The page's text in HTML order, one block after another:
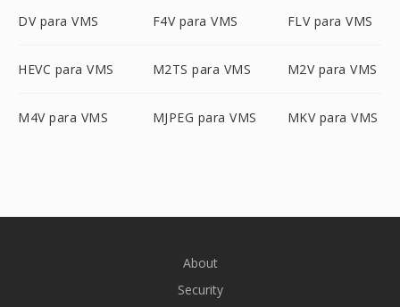
DV para VMS F4V para VMS FLV para VMS
HEVC para VMS M2TS para VMS M2V para VMS
M4V para VMS MJPEG para VMS MKV para VMS
About
Security